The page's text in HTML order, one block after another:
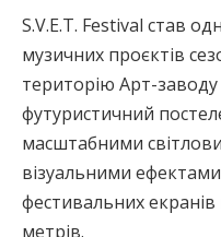
S.V.E.T. Festival став
музичних проєктів
територію Арт-
футуристичний
масштабними
візуальними
фестивальних екранів
метрів.